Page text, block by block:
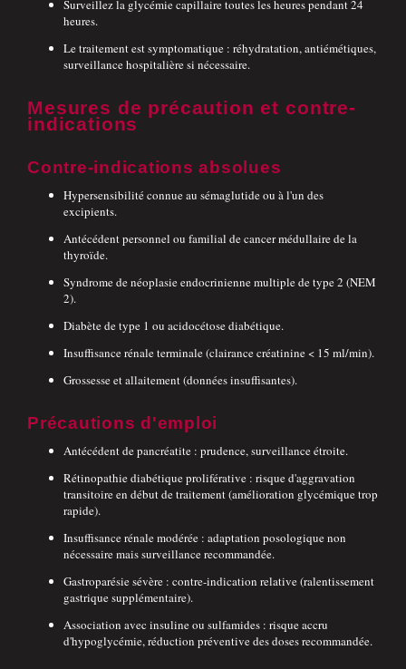
Surveillez la glycémie capillaire toutes les heures pendant 24
heures.
Le traitement est symptomatique : réhydratation, antiémétiques,
surveillance hospitalière si nécessaire.
Mesures de précaution et contre-
indications
Contre-indications absolues
Hypersensibilité connue au sémaglutide ou à l'un des
excipients.
Antécédent personnel ou familial de cancer médullaire de la
thyroïde.
Syndrome de néoplasie endocrinienne multiple de type 2 (NEM
2).
Diabète de type 1 ou acidocétose diabétique.
Insuffisance rénale terminale (clairance créatinine < 15 ml/min).
Grossesse et allaitement (données insuffisantes).
Précautions d'emploi
Antécédent de pancréatite : prudence, surveillance étroite.
Rétinopathie diabétique proliférative : risque d'aggravation
transitoire en début de traitement (amélioration glycémique trop
rapide).
Insuffisance rénale modérée : adaptation posologique non
nécessaire mais surveillance recommandée.
Gastroparésie sévère : contre-indication relative (ralentissement
gastrique supplémentaire).
Association avec insuline ou sulfamides : risque accru
d'hypoglycémie, réduction préventive des doses recommandée.